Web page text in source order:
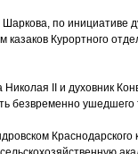
по инициативе
казаков Курортного
II и духовник
безвременно
Краснодарского